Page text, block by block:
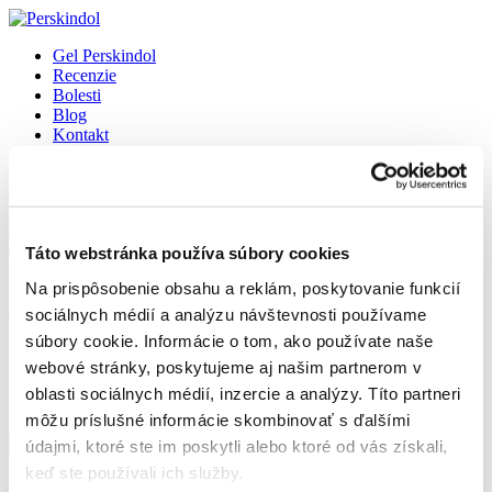
Táto webstránka používa súbory cookies
Na prispôsobenie obsahu a reklám, poskytovanie funkcií
sociálnych médií a analýzu návštevnosti používame
súbory cookie. Informácie o tom, ako používate naše
webové stránky, poskytujeme aj našim partnerom v
oblasti sociálnych médií, inzercie a analýzy. Títo partneri
môžu príslušné informácie skombinovať s ďalšími
údajmi, ktoré ste im poskytli alebo ktoré od vás získali,
keď ste používali ich služby.
Gel Perskindol
Recenzie
Bolesti
Blog
Kontakt
byMagdaléna Andrlová|dec 21, 2023| Bolesti
Tenisový lakeť (epikondylitída) Tenisový lakeť vzniká nadmerným
zaťažovaním svalov predlaktia. Šľacha, ktorá spája sval s kosťou, sa
mení v spodnej časti a spôsobuje typické príznaky. Táto bolesť na
vonkajšej strane lakťa bola prvýkrát opísaná lekármi v roku 1873.
O...
Hľadať
Hľadať